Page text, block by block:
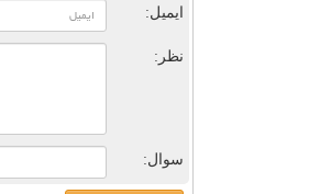
ایمیل:
نظر:
سوال: